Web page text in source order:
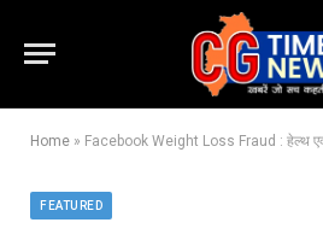
Home » Facebook Weight Loss Fraud : हेल्थ एक्सपर्ट और डॉक्टर बनकर चलाया
FEATURED